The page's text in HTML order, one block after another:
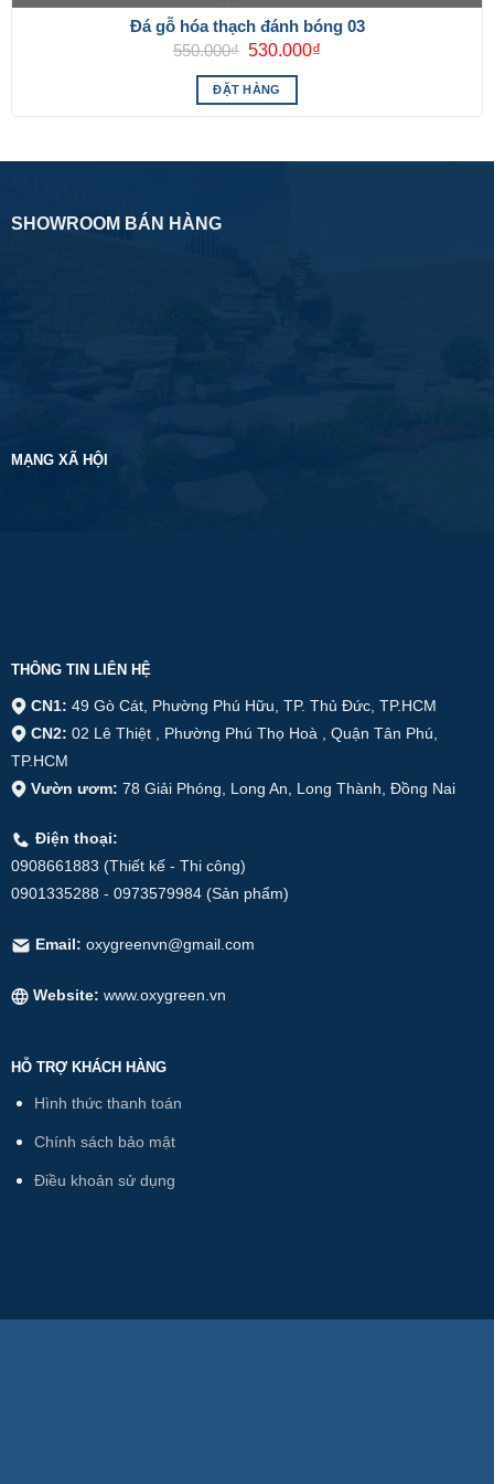
Đá gỗ hóa thạch đánh bóng 03
550.000₫ Giá
là:
550.000₫.
530.000₫
ĐẶT HÀNG
SHOWROOM BÁN HÀNG
MẠNG XÃ HỘI
THÔNG TIN LIÊN HỆ
CN1: 49 Gò Cát, Phường Phú Hữu, TP. Thủ Đức, TP.HCM
CN2: 02 Lê Thiệt , Phường Phú Thọ Hoà , Quận Tân Phú,
TP.HCM
Vườn ươm: 78 Giải Phóng, Long An, Long Thành, Đồng Nai
Điện thoại:
0908661883 (Thiết kế - Thi công)
0901335288 - 0973579984 (Sản phẩm)
Email: oxygreenvn@gmail.com
Website: www.oxygreen.vn
HỖ TRỢ KHÁCH HÀNG
Hình thức thanh toán
Chính sách bảo mật
Điều khoản sử dụng